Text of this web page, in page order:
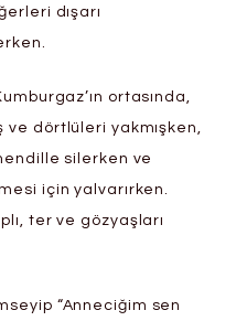
dışarı
ortasında,
ve dörtlüleri yakmışken,
silerken ve
için yalvarırken.
ter ve gözyaşları
“Anneciğim sen